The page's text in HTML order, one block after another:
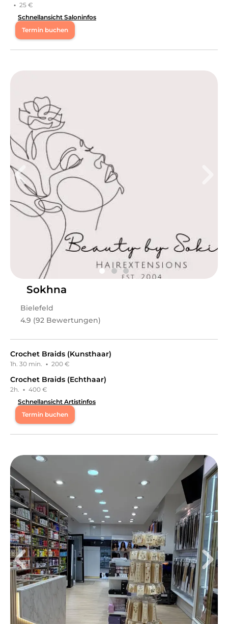
· 25 €
Schnellansicht Saloninfos
Termin buchen
Mo 09:30 - 20:00
Mi
09:30 - 20:00
09:30 - 20:00
So 10:00 - 20:00
Herzlich willkommen bei VVNITY Studio. Wir freuen uns,
dass du unser Profil besuchst und hoffen, dich schon
bald persönlich in unserem Studio willkommen zu
heißen.
Leistungen
VVNITY Studioin Berlin bietet Leistungen in Kosmetik,
Gesichts- & Körperbehandlungen,
Wimpernbehandlungen, Augenbrauenbehandlungen,
Permanent Make-Up, Make-Up, Friseur & Haare, Styling,
Haarverlängerung, Afro Beauty, Schulungen,
Permanent-Make-Up Schulungen
Sokhna
Bielefeld
4.9 (92 Bewertungen)
Crochet Braids (Kunsthaar)
1h. 30 min. · 200 €
Crochet Braids (Echthaar)
2h. · 400 €
Schnellansicht Artistinfos
Termin buchen
Di 11:00 - 18:00
Mi 11:00 - 18:00
Do 11:00 - 18:00
Fr 11:00 - 18:00
Sa 11:00 - 18:00
Hallo ich bin’s Sokhna die Inhaberin von Beauty by Soki.
Im Sommer 2004 öffneten sich unsere Türe im Herzen
von Bielefeld. Seitdem bieten wir unseren Kunden den
besten Service in einer angenehmen und einladenden
Atmosphäre zu den besten Preisen an. Unsere
kundenzufriedenheit steht bei uns am oberster Stelle.
Unser Salon ist spezialisiert auf Haarverlängerungen